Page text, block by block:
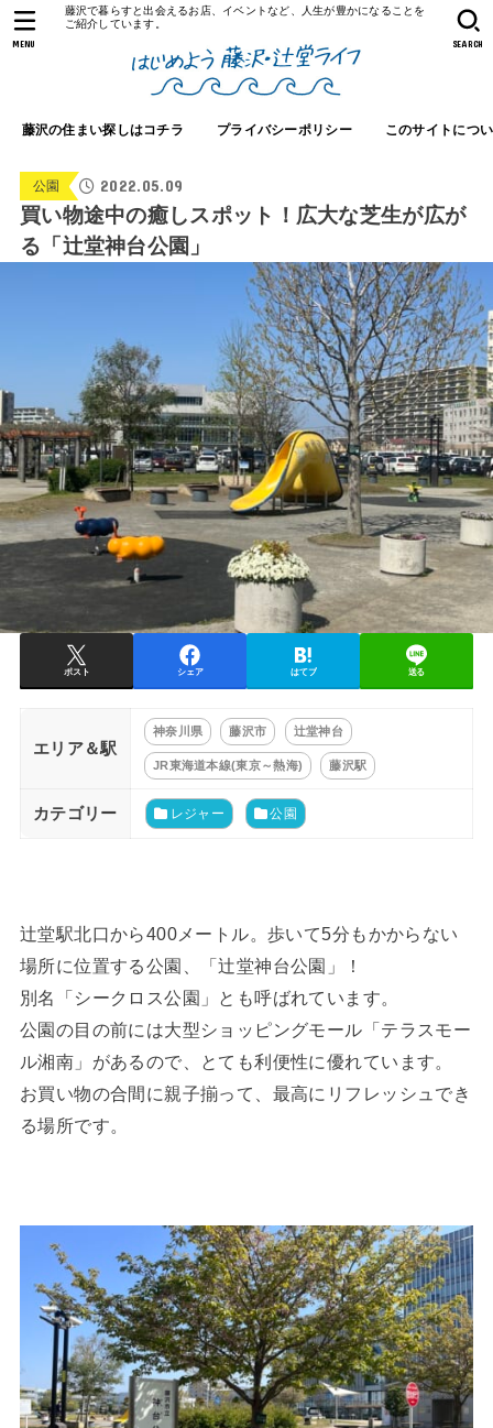
藤沢で暮らすと出会えるお店、イベントなど、人生が豊かになることを
ご紹介しています。
藤沢の住まい探しはコチラ プライバシーポリシー このサイトにつ
SEARCH
MENU
公園 2022.05.09
買い物途中の癒しスポット！広大な芝生が広が
る「辻堂神台公園」
ポスト シェア はてブ 送る
エリア＆駅
神奈川県 藤沢市 辻堂神台
JR東海道本線(東京～熱海) 藤沢駅
カテゴリー レジャー 公園
辻堂駅北口から400メートル。歩いて5分もかからない
場所に位置する公園、「辻堂神台公園」！
別名「シークロス公園」とも呼ばれています。
公園の目の前には大型ショッピングモール「テラスモー
ル湘南」があるので、とても利便性に優れています。
お買い物の合間に親子揃って、最高にリフレッシュでき
る場所です。